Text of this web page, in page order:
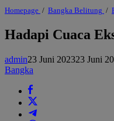
Homepage / Bangka Belitung /
Hadapi Cuaca
admin23 Juni 202323 Juni
Bangka